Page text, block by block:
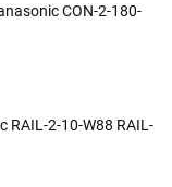
CON-2-180-
RAIL-2-10-W88 RAIL-